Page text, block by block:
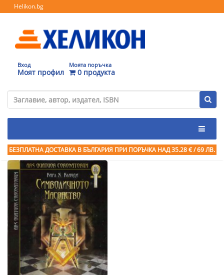
Helikon.bg
Вход
Моят профил
Моята поръчка
0 продукта
БЕЗПЛАТНА ДОСТАВКА В БЪЛГАРИЯ ПРИ ПОРЪЧКА НАД 35.28 € / 69 ЛВ.